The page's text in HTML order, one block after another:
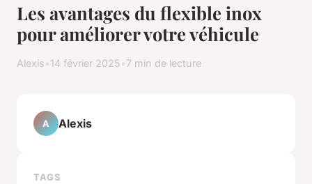
Les avantages du flexible inox
pour améliorer votre véhicule
Alexis•14 février 2025•7 min de lecture
A Alexis
TAGS